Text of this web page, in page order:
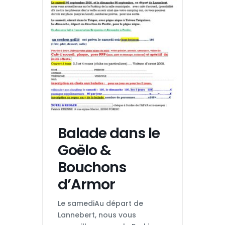
Balade dans le
Goëlo &
Bouchons
d’Armor
Le samediAu départ de
Lannebert, nous vous